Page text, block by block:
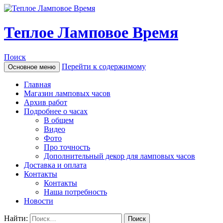
Теплое Ламповое Время
Поиск
Основное меню Перейти к содержимому
Главная
Магазин ламповых часов
Архив работ
Подробнее о часах
В общем
Видео
Фото
Про точность
Дополнительный декор для ламповых часов
Доставка и оплата
Контакты
Контакты
Наша потребность
Новости
Найти: